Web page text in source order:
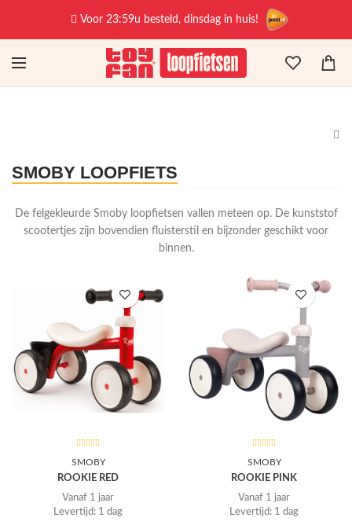
Voor 23:59u besteld, dinsdag in huis!
SMOBY LOOPFIETS
De felgekleurde Smoby loopfietsen vallen meteen op. De kunststof
scootertjes zijn bovendien fluisterstil en bijzonder geschikt voor
binnen.
SMOBY
ROOKIE RED
Vanaf 1 jaar
Levertijd: 1 dag
SMOBY
ROOKIE PINK
Vanaf 1 jaar
Levertijd: 1 dag